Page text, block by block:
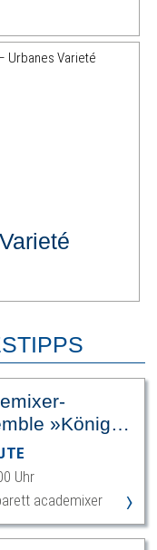
»König
Uhr
academixer
›